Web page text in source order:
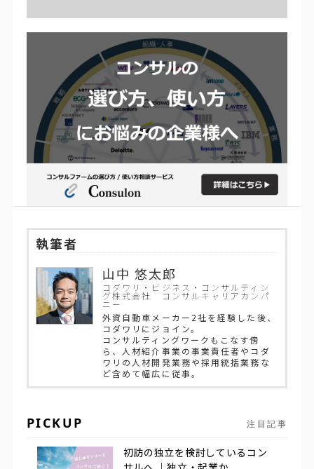
執筆者
山中 悠太郎
コダワリ・ビジネス・コンサルティン
グ株式会社 コンサルキャリアカンパ
ニー
外資自動車メーカー2社を経験した後、
コダワリにジョイン。
コンサルティングワークもこなす傍
ら、人材紹介事業の事業責任者やコダ
ワリの人材開発業務や採用統括業務な
ど含めて幅広に従事。
PICKUP 注目記事
初訪の独立を検討しているコン